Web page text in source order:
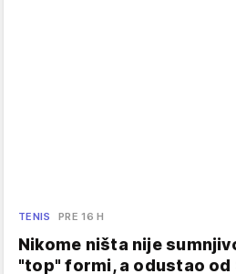
TENIS PRE 16 H
Nikome ništa nije
"top" formi, a odustao od